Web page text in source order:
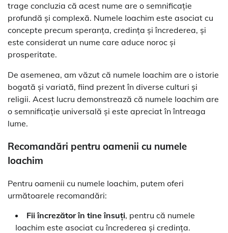
trage concluzia că acest nume are o semnificație
profundă și complexă. Numele Ioachim este asociat cu
concepte precum speranța, credința și încrederea, și
este considerat un nume care aduce noroc și
prosperitate.
De asemenea, am văzut că numele Ioachim are o istorie
bogată și variată, fiind prezent în diverse culturi și
religii. Acest lucru demonstrează că numele Ioachim are
o semnificație universală și este apreciat în întreaga
lume.
Recomandări pentru oamenii cu numele
Ioachim
Pentru oamenii cu numele Ioachim, putem oferi
următoarele recomandări:
Fii încrezător în tine însuți, pentru că numele
Ioachim este asociat cu încrederea și credința.